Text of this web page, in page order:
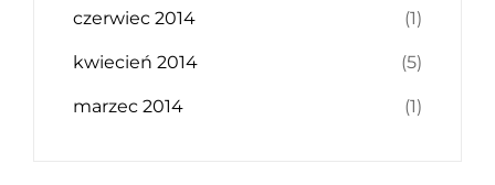
czerwiec 2014 (1)
kwiecień 2014 (5)
marzec 2014 (1)